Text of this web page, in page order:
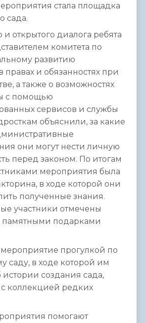
стала площадка
сада.
открытого диалога ребята
комитета по
развитию
правах и обязанностях при
а также о возможностях
с помощью
сервисов и службы
объяснили, за какие
они могут нести личную
перед законом. По итогам
мероприятия была
в ходе которой они
полученные знания.
участники отмечены
подарками
прогулкой по
саду, в ходе которой им
истории создания сада,
коллекцией редких
помогают